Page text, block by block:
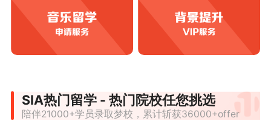
SIA热门留学 - 热门院校任您挑选
陪伴21000+学员录取梦校，累计斩获36000+offer